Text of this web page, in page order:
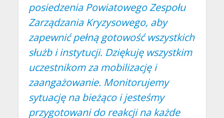
posiedzenia Powiatowego Zespołu
Zarządzania Kryzysowego, aby
zapewnić pełną gotowość wszystkich
służb i instytucji. Dziękuję wszystkim
uczestnikom za mobilizację i
zaangażowanie. Monitorujemy
sytuację na bieżąco i jesteśmy
przygotowani do reakcji na każde